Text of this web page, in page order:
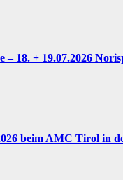
– 18. + 19.07.2026
beim AMC Tirol in